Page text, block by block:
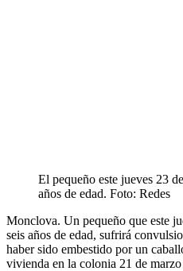
El pequeño este jueves 23
años de edad. Foto: Redes
Monclova. Un pequeño que este
seis años de edad, sufrirá
haber sido embestido por un
vivienda en la colonia 21 de